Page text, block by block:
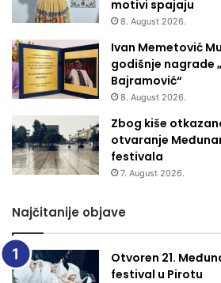
motivi spajaju
8. August 2026.
Ivan Memetović
godišnje nagrade
Bajramović“
8. August 2026.
Zbog kiše
otvaranje
festivala
7. August 2026.
Najčitanije objave
Otvoren 21.
festival u Pirotu